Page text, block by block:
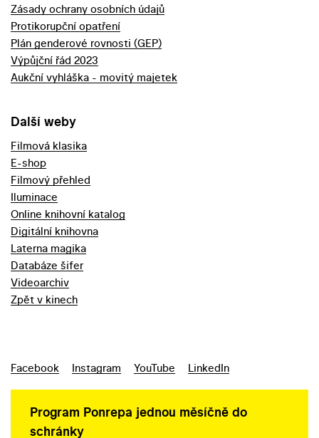
Zásady ochrany osobních údajů
Protikorupční opatření
Plán genderové rovnosti (GEP)
Výpůjční řád 2023
Aukční vyhláška - movitý majetek
Další weby
Filmová klasika
E-shop
Filmový přehled
Iluminace
Online knihovní katalog
Digitální knihovna
Laterna magika
Databáze šifer
Videoarchiv
Zpět v kinech
Facebook Instagram YouTube LinkedIn
Program Ponrepa jednou měsíčně do
schránky